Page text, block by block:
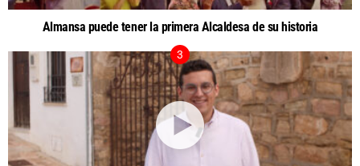
Almansa puede tener la primera Alcaldesa de su historia